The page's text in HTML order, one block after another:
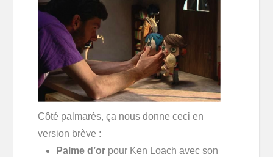
Côté palmarès, ça nous donne ceci en
version brève :
Palme d’or pour Ken Loach avec son